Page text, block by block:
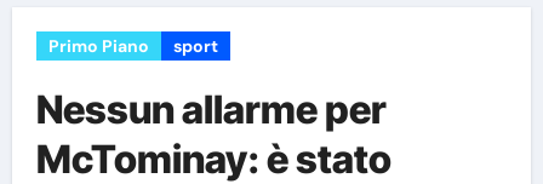
Primo Piano sport
Nessun allarme per
McTominay: è stato